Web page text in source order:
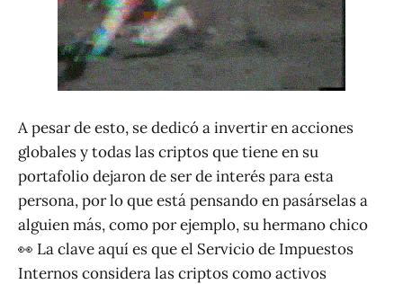
A pesar de esto, se dedicó a invertir en acciones
globales y todas las criptos que tiene en su
portafolio dejaron de ser de interés para esta
persona, por lo que está pensando en pasárselas a
alguien más, como por ejemplo, su hermano chico
👀 La clave aquí es que el Servicio de Impuestos
Internos considera las criptos como activos